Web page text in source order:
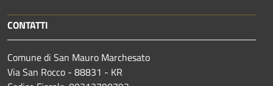
CONTATTI
Comune di San Mauro Marchesato
Via San Rocco - 88831 - KR